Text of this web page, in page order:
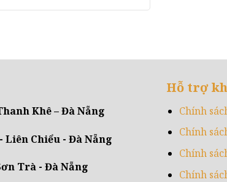
Khê – Đà Nẵng
Liên Chiểu - Đà Nẵng
Trà - Đà Nẵng
Hỗ trợ
Chính
Chính
Chính
Chính